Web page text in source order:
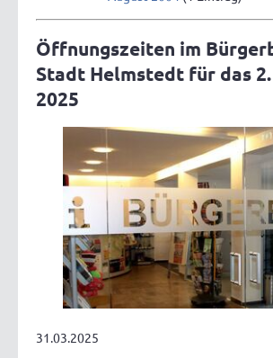
Öffnungszeiten im
Stadt Helmstedt für das
2025
31.03.2025